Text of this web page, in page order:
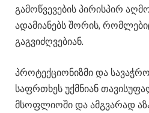
გამოწვევების პირისპირ
ადამიანებს შორის,
გაგვიძღვებიან.
პროტექციონიზმი და
საფრთხეს უქმნიან
მსოფლიოში და ამგვარად